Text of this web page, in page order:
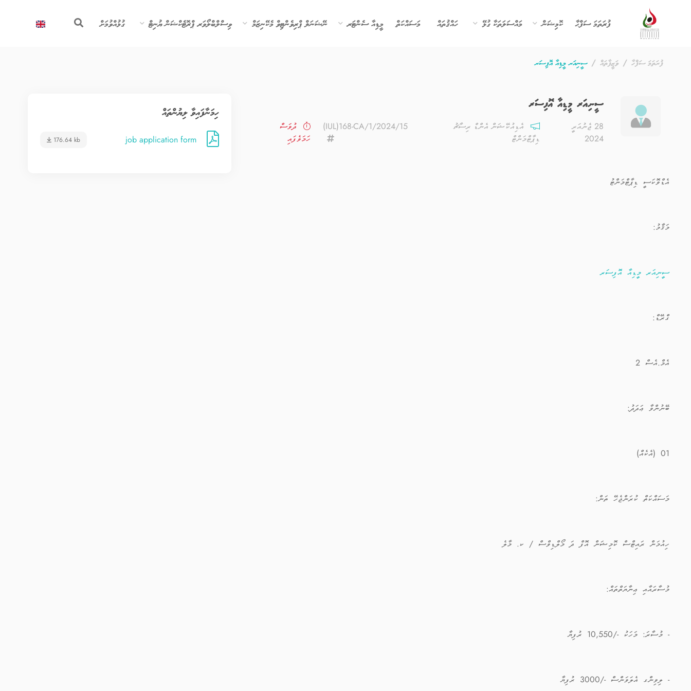
ފުރަތަމަ ސަފްޙާ ކޮމިޝަން މައްސަލަތަކާ ގުޅޭ ހައްޤުތައް މަސައްކަތް މީޑިއާ ސެންޓަރ ނޭޝަނަލް ޕްރިވެންޓިވް މެކޭނިޒަމް ވިސްލްބްލޯވަރ ޕްރޮޓެކްޝަން ޔުނިޓް ގުޅުއްވުމަށް
ފުރަތަމަ ސަފްހާ ވަޒީފާތައް ސީނިއަރ މީޑިއާ އޮފިސަރ
ސީނިއަރ މީޑިއާ އޮފިސަރ
28 ޖެނުއަރީ
2024
އެޑިއުކޭޝަން އެންޑް ރިސާޗު
ޑިޕާޓްމަންޓް
(IUL)168-CA/1/2024/15
ދުވަސް
ހަމަވެފައި
އެޑްވޮކަސީ ޑިޕާޓްމަންޓު
މަޤާމު:
ސީނިއަރ މީޑިއާ އޮފިސަރ
ގްރޭޑް:
އެމް.އެސް 2
ބޭނުންވާ ޢަދަދު:
01 (އެކެއް)
މަސައްކަތް ކުރަންޖެހޭ ތަން:
ހިއުމަން ރައިޓްސް ކޮމިޝަން އޮފް ދަ މޯލްޑިވްސް / ކ. މާލެ
މުސާރައާއި ޢިނާޔަތްތައް:
- މުސާރަ: މަހަކު -/10,550 ރުފިޔާ
- ލިވިންގ އެލަވަންސް -/3000 ރުފިޔާ
ހިމަނާފައިވާ ލިޔުންތައް
job application form
176.64 kb